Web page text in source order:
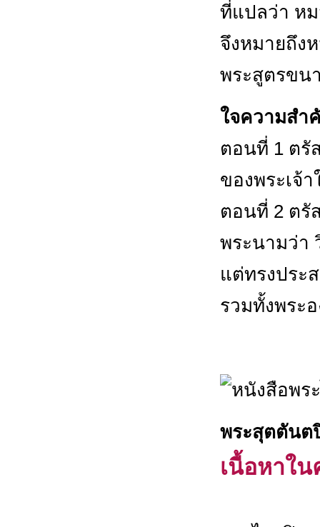
ที่แปลว่า ห
จึงหมายถึง
พระสูตรขน
ใจความสำ
ตอนที่ 1 ตรั
ของพระเจ้
ตอนที่ 2 ตรั
พระนามว่า
แต่ทรงประ
รวมทั้งพระ
พระสุตตันต
เนื้อหาใ